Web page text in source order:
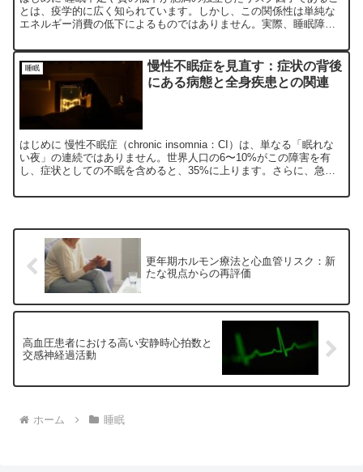
とは、疫学的に広く知られています。しかし、この関係性は単純な
エネルギー消費の低下によるものではありません。実際、睡眠障害
睡眠
慢性不眠症を見直す：症状の背後
にある病態と全身疾患との関連
はじめに 慢性不眠症（chronic insomnia：CI）は、単なる「眠れな
い夜」の連続ではありません。世界人口の6〜10%がこの障害を有
し、症状としての不眠を含めると、35%に上ります。さらに、急性
更年期ホルモン療法と心血管リスク：新
たな視点からの再評価
高血圧患者における高い安静時心拍数と
交感神経過活動
ホーム 睡眠